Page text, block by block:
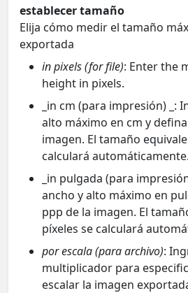
establecer tamaño
Elija cómo medir el tamaño
exportada
in pixels (for file): Enter the
height in pixels.
_in cm (para impresión) _:
alto máximo en cm y
imagen. El tamaño
calculará automáticamente.
_in pulgada (para
ancho y alto máximo en
ppp de la imagen. El
píxeles se calculará
por escala (para archivo):
multiplicador para
escalar la imagen